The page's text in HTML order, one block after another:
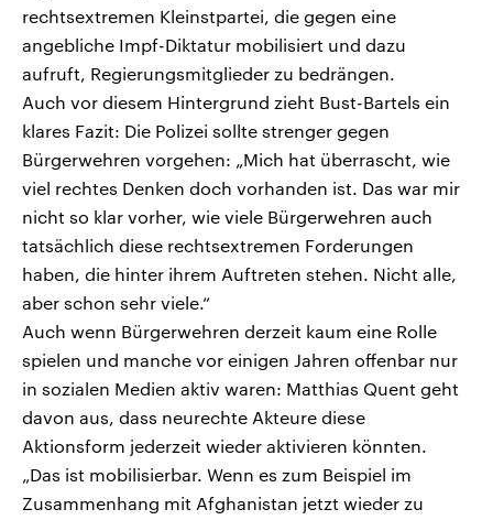
rechtsextremen Kleinstpartei, die gegen eine
angebliche Impf-Diktatur mobilisiert und dazu
aufruft, Regierungsmitglieder zu bedrängen.
Auch vor diesem Hintergrund zieht Bust-Bartels ein
klares Fazit: Die Polizei sollte strenger gegen
Bürgerwehren vorgehen: „Mich hat überrascht, wie
viel rechtes Denken doch vorhanden ist. Das war mir
nicht so klar vorher, wie viele Bürgerwehren auch
tatsächlich diese rechtsextremen Forderungen
haben, die hinter ihrem Auftreten stehen. Nicht alle,
aber schon sehr viele.“
Auch wenn Bürgerwehren derzeit kaum eine Rolle
spielen und manche vor einigen Jahren offenbar nur
in sozialen Medien aktiv waren: Matthias Quent geht
davon aus, dass neurechte Akteure diese
Aktionsform jederzeit wieder aktivieren könnten.
„Das ist mobilisierbar. Wenn es zum Beispiel im
Zusammenhang mit Afghanistan jetzt wieder zu